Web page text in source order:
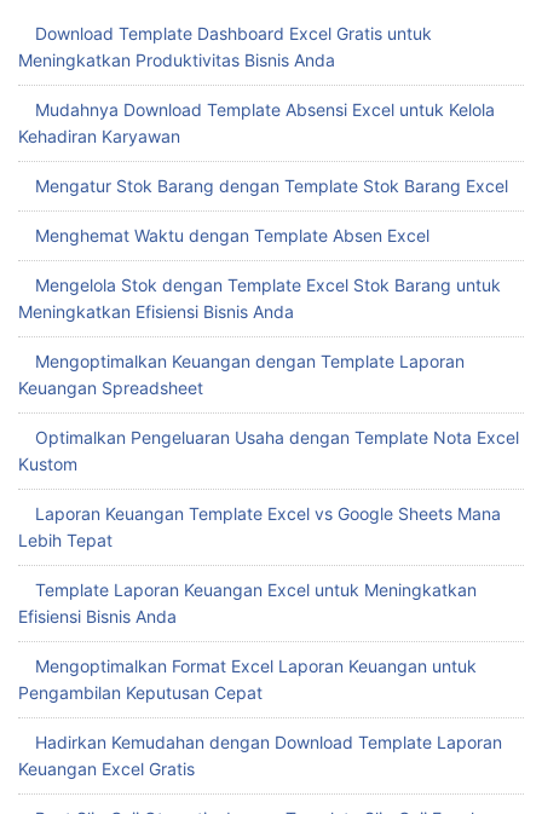
Download Template Dashboard Excel Gratis untuk
Meningkatkan Produktivitas Bisnis Anda
Mudahnya Download Template Absensi Excel untuk Kelola
Kehadiran Karyawan
Mengatur Stok Barang dengan Template Stok Barang Excel
Menghemat Waktu dengan Template Absen Excel
Mengelola Stok dengan Template Excel Stok Barang untuk
Meningkatkan Efisiensi Bisnis Anda
Mengoptimalkan Keuangan dengan Template Laporan
Keuangan Spreadsheet
Optimalkan Pengeluaran Usaha dengan Template Nota Excel
Kustom
Laporan Keuangan Template Excel vs Google Sheets Mana
Lebih Tepat
Template Laporan Keuangan Excel untuk Meningkatkan
Efisiensi Bisnis Anda
Mengoptimalkan Format Excel Laporan Keuangan untuk
Pengambilan Keputusan Cepat
Hadirkan Kemudahan dengan Download Template Laporan
Keuangan Excel Gratis